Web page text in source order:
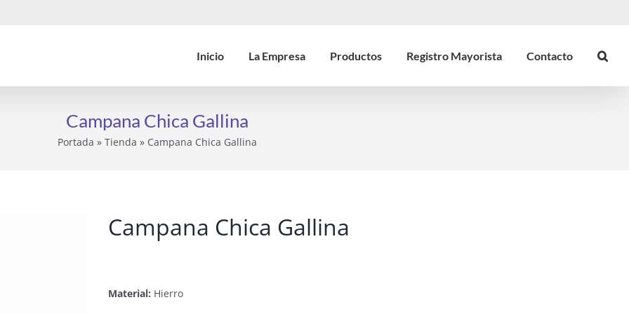
Inicio La Empresa Productos Registro Mayorista Contacto
Campana Chica Gallina
Portada » Tienda » Campana Chica Gallina
Campana Chica Gallina
Material: Hierro